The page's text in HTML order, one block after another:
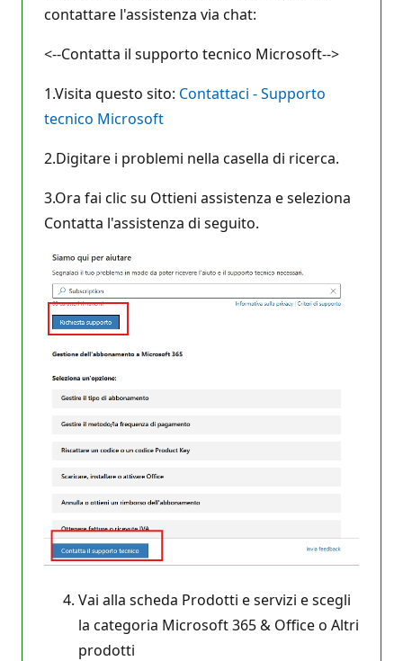
contattare l'assistenza via chat:
<--Contatta il supporto tecnico Microsoft-->
1.Visita questo sito: Contattaci - Supporto
tecnico Microsoft
2.Digitare i problemi nella casella di ricerca.
3.Ora fai clic su Ottieni assistenza e seleziona
Contatta l'assistenza di seguito.
Vai alla scheda Prodotti e servizi e scegli
la categoria Microsoft 365 & Office o Altri
prodotti